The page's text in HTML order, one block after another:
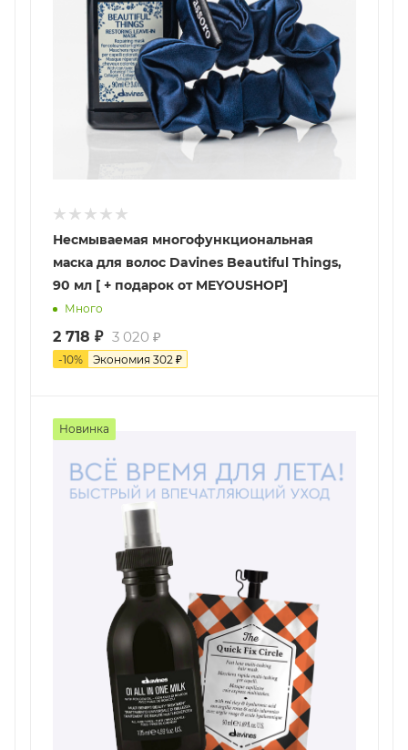
Несмываемая многофункциональная
маска для волос Davines Beautiful Things,
90 мл [ + подарок от MEYOUSHOP]
Много
2 718 ₽ 3 020 ₽
-10% Экономия 302 ₽
Новинка